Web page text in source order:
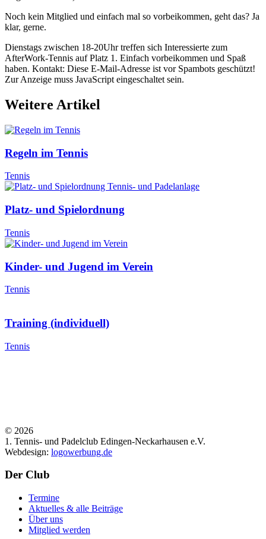
Noch kein Mitglied und einfach mal so vorbeikommen, geht das? Ja
klar, gerne.
Dienstags zwischen 18-20Uhr treffen sich Interessierte zum
AfterWork-Tennis auf Platz 1. Einfach vorbeikommen und Spaß
haben. Kontakt: Diese E-Mail-Adresse ist vor Spambots geschützt!
Zur Anzeige muss JavaScript eingeschaltet sein.
Weitere Artikel
Regeln im Tennis
Tennis
Platz- und Spielordnung
Tennis
Kinder- und Jugend im Verein
Tennis
Training (individuell)
Tennis
© 2026
1. Tennis- und Padelclub Edingen-Neckarhausen e.V.
Webdesign: logowerbung.de
Der Club
Termine
Aktuelles & alle Beiträge
Über uns
Mitglied werden